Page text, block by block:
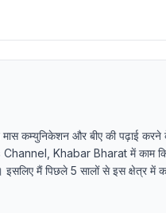
कम्युनिकेशन और बीए की पढ़ाई
Channel, Khabar Bharat में काम
मैं पिछले 5 सालों से इस क्षेत्र में